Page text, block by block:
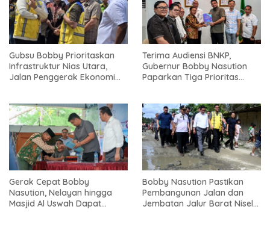
Gubsu Bobby Prioritaskan
Infrastruktur Nias Utara,
Jalan Penggerak Ekonomi
Terima Audiensi BNKP,
Gubernur Bobby Nasution
Paparkan Tiga Prioritas
Gerak Cepat Bobby
Nasution, Nelayan hingga
Masjid Al Uswah Dapat
Bobby Nasution Pastikan
Pembangunan Jalan dan
Jembatan Jalur Barat Nisel-